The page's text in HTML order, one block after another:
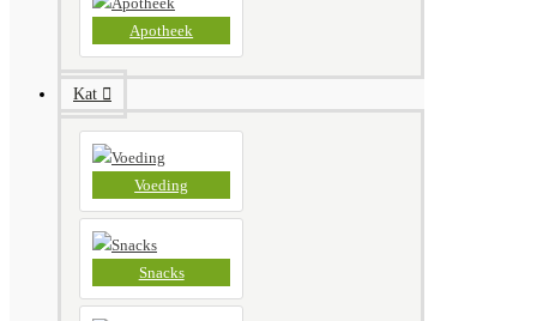
Apotheek
Kat
Voeding
Snacks